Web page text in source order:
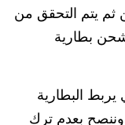
ثم يتم التحقق من
شحن بطارية
البطارية
وننصح بعدم ترك